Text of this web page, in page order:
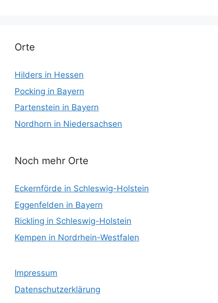
Orte
Hilders in Hessen
Pocking in Bayern
Partenstein in Bayern
Nordhorn in Niedersachsen
Noch mehr Orte
Eckernförde in Schleswig-Holstein
Eggenfelden in Bayern
Rickling in Schleswig-Holstein
Kempen in Nordrhein-Westfalen
Impressum
Datenschutzerklärung